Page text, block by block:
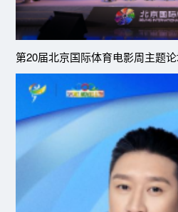
第20届北京国际体育电影周主题